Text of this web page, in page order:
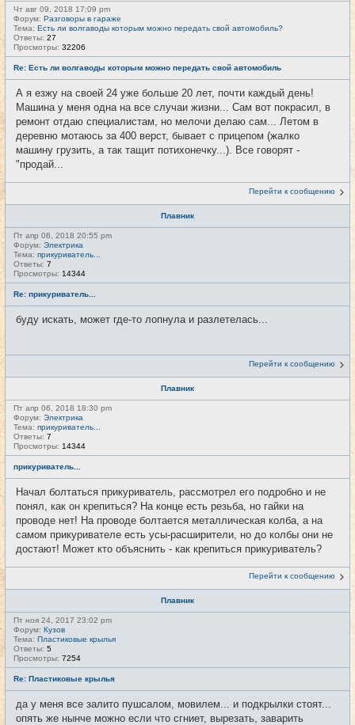
Чт авг 09, 2018 17:09 pm
Форум: Разговоры в гараже
Тема: Есть ли волгаводы которым можно передать свой автомобиль?
Ответы: 27
Просмотры: 32206
Re: Есть ли волгаводы которым можно передать свой автомобиль
А я езжу на своей 24 уже больше 20 лет, почти каждый день!
Машина у меня одна на все случаи жизни... Сам вот покрасил, в
ремонт отдаю специалистам, но мелочи делаю сам... Летом в
деревню мотаюсь за 400 верст, бывает с прицепом (жалко
машину грузить, а так тащит потихонечку...). Все говорят -
"продай...
Перейти к сообщению
Плавник
Пт апр 06, 2018 20:55 pm
Форум: Электрика
Тема: прикуриватель...
Ответы: 7
Просмотры: 14344
Re: прикуриватель...
буду искать, может где-то лопнула и разлетелась...
Перейти к сообщению
Плавник
Пт апр 06, 2018 18:30 pm
Форум: Электрика
Тема: прикуриватель...
Ответы: 7
Просмотры: 14344
прикуриватель...
Начал болтаться прикуриватель, рассмотрел его подробно и не
понял, как он крепиться? На конце есть резьба, но гайки на
проводе нет! На проводе болтается металлическая колба, а на
самом прикуривателе есть усы-расширители, но до колбы они не
достают! Может кто объяснить - как крепиться прикуриватель?
Перейти к сообщению
Плавник
Пт ноя 24, 2017 23:02 pm
Форум: Кузов
Тема: Пластиковые крылья
Ответы: 5
Просмотры: 7254
Re: Пластиковые крылья
да у меня все залито пушсалом, мовилем... и подкрылки стоят...
опять же нынче можно если что сгниет, вырезать, заварить